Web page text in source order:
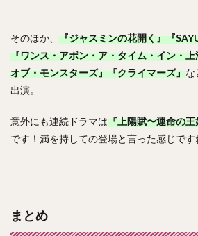
そのほか、 『ジャスミンの花開く』『
『ワンス・アポン・ア・タイム・イン・
オブ・モンスターズ』『クライマーズ』な
出演。
意外にも連続ドラマは『上陽賦〜運命の王
です！満を持しての登場と言った感じです
まとめ